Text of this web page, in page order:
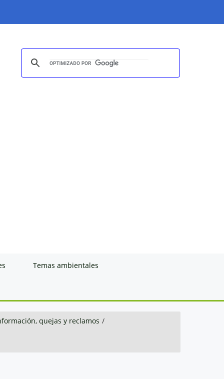
Temas ambientales
quejas y reclamos /